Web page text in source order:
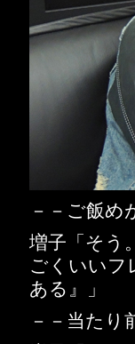
－－ご飯め
増子「そう
ごくいいフ
ある』」
－－当たり